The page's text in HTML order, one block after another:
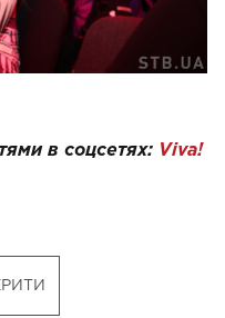
в соцсетях: Viva!